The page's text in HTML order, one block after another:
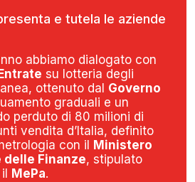
e tutela le aziende
abbiamo dialogato con
su lotteria degli
ottenuto dal Governo
graduali e un
perduto di 80 milioni di
vendita d’Italia, definito
con il
Ministero
delle Finanze, stipulato
MePa.